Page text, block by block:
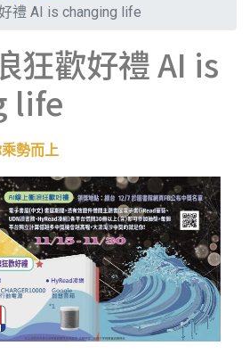
禮 AI is changing life
狂歡好禮 AI is
life
勢而上